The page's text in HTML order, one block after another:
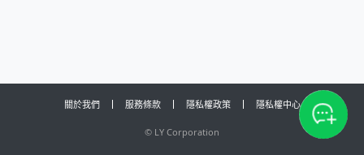
關於我們 服務條款 隱私權政策 隱私權中心
© LY Corporation